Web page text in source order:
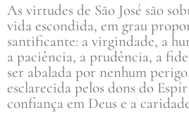
As virtudes de São José são
vida escondida, em grau
santificante: a virgindade, a
a paciência, a prudência, a
ser abalada por nenhum
esclarecida pelos dons do
confiança em Deus e a